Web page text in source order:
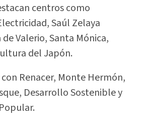
centros como
Saúl Zelaya
Valerio, Santa Mónica,
del Japón.
Renacer, Monte Hermón,
Desarrollo Sostenible y